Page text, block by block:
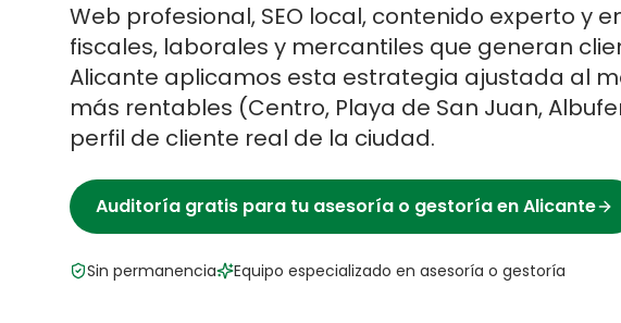
Web profesional, SEO local, contenido experto y
fiscales, laborales y mercantiles que generan
Alicante aplicamos esta estrategia ajustada al
más rentables (Centro, Playa de San Juan,
perfil de cliente real de la ciudad.
Auditoría gratis para tu asesoría o gestoríaenAlicante
Sin permanencia Equipo especializado en asesoría o gestoría